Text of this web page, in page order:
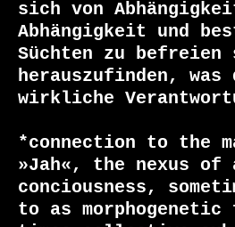
sich von
Abhängigkeit und
Süchten zu befreien
herauszufinden, was
wirkliche
*connection to the
»Jah«, the nexus
conciousness,
to as